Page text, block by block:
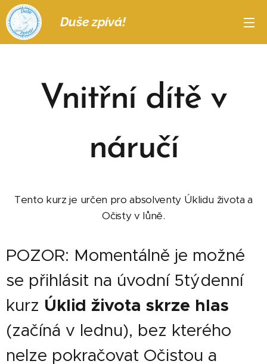
Duše zpívá!
Vnitřní dítě v
náručí
Tento kurz je určen pro absolventy Úklidu života a
Očisty v lůně.
POZOR: Momentálně je možné
se přihlásit na úvodní 5týdenní
kurz Úklid života skrze hlas
(začíná v lednu), bez kterého
nelze pokračovat Očistou a